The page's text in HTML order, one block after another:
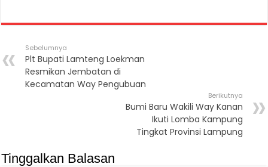
Sebelumnya
Plt Bupati Lamteng Loekman
Resmikan Jembatan di
Kecamatan Way Pengubuan
Berikutnya
Bumi Baru Wakili Way Kanan
Ikuti Lomba Kampung
Tingkat Provinsi Lampung
Tinggalkan Balasan